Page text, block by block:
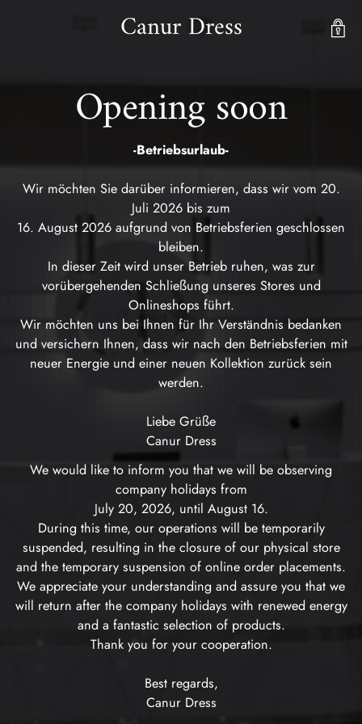
Canur Dress
Opening soon
-Betriebsurlaub-
Wir möchten Sie darüber informieren, dass wir vom 20.
Juli 2026 bis zum
16. August 2026 aufgrund von Betriebsferien geschlossen
bleiben.
In dieser Zeit wird unser Betrieb ruhen, was zur
vorübergehenden Schließung unseres Stores und
Onlineshops führt.
Wir möchten uns bei Ihnen für Ihr Verständnis bedanken
und versichern Ihnen, dass wir nach den Betriebsferien mit
neuer Energie und einer neuen Kollektion zurück sein
werden.
Liebe Grüße
Canur Dress
We would like to inform you that we will be observing
company holidays from
July 20, 2026, until August 16.
During this time, our operations will be temporarily
suspended, resulting in the closure of our physical store
and the temporary suspension of online order placements.
We appreciate your understanding and assure you that we
will return after the company holidays with renewed energy
and a fantastic selection of products.
Thank you for your cooperation.
Best regards,
Canur Dress